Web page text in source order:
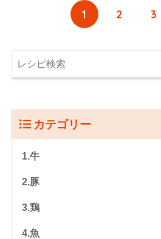
1 2 3
カテゴリー
1.牛
2.豚
3.鶏
4.魚